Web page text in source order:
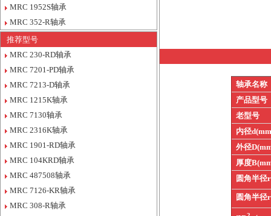
MRC 1952S轴承
MRC 352-R轴承
推荐型号
MRC 230-RD轴承
MRC 7201-PD轴承
MRC 7213-D轴承
MRC 1215K轴承
MRC 7130轴承
MRC 2316K轴承
MRC 1901-RD轴承
MRC 104KRD轴承
MRC 487508轴承
MRC 7126-KR轴承
MRC 308-R轴承
轴承名称
产品型号
老型号
内径
外径
厚度
圆角半径r
圆角半径r